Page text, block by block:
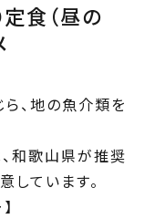
定食（昼の
ら、地の魚介類を
和歌山県が推奨
しています。